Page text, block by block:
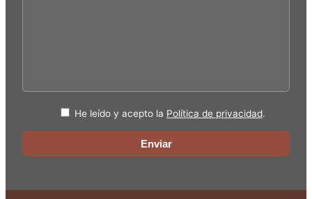
He leído y acepto la Política de privacidad.